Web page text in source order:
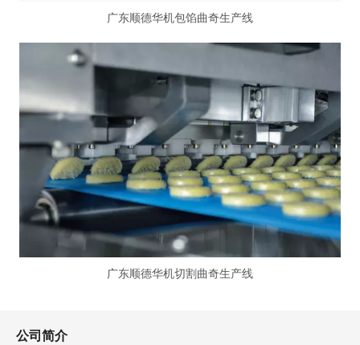
广东顺德华机包馅曲奇生产线
广东顺德华机切割曲奇生产线
公司简介